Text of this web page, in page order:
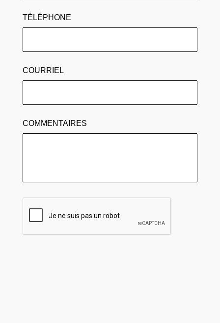
TÉLÉPHONE
COURRIEL
COMMENTAIRES